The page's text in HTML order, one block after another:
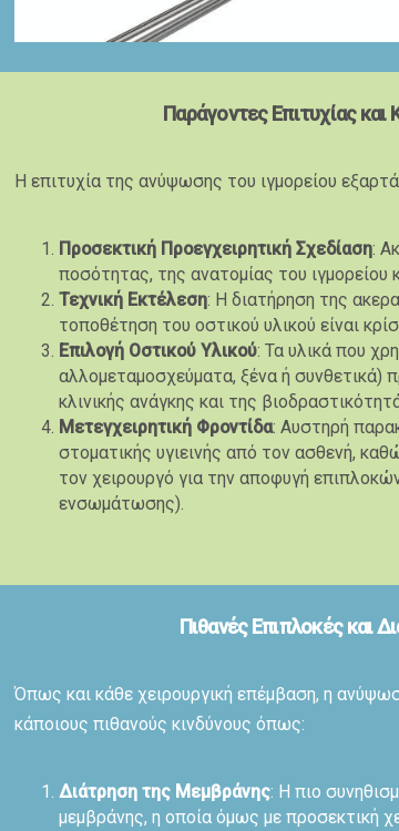
Παράγοντες Επιτυχίας και
Η επιτυχία της ανύψωσης του ιγμορείου
Προσεκτική Προεγχειρητική Σχεδίαση:
ποσότητας, της ανατομίας του
Τεχνική Εκτέλεση: Η διατήρηση της
τοποθέτηση του οστικού υλικού είναι
Επιλογή Οστικού Υλικού: Τα υλικά που
αλλομεταμοσχεύματα, ξένα ή συνθετικά)
κλινικής ανάγκης και της
Μετεγχειρητική Φροντίδα: Αυστηρή
στοματικής υγιεινής από τον ασθενή,
τον χειρουργό για την αποφυγή
ενσωμάτωσης).
Πιθανές Επιπλοκές και
Όπως και κάθε χειρουργική επέμβαση, η
κάποιους πιθανούς κινδύνους όπως:
Διάτρηση της Μεμβράνης: Η πιο
μεμβράνης, η οποία όμως με προσεκτική